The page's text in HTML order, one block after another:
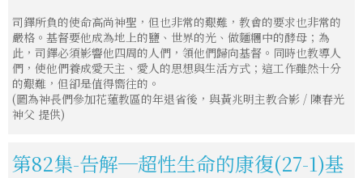
司鐸所負的使命高尚神聖，但也非常的艱難，教會的要求也非常的
嚴格。基督要他成為地上的鹽、世界的光、做麵糰中的酵母；為
此，司鐸必須影響他四周的人們，領他們歸向基督。同時也教導人
們，使他們養成愛天主、愛人的思想與生活方式；這工作雖然十分
的艱難，但卻是值得嚮往的。
(圖為神長們參加花蓮教區的年退省後，與黃兆明主教合影 / 陳春光
神父 提供)
第82集-告解─超性生命的康復(27-1)基